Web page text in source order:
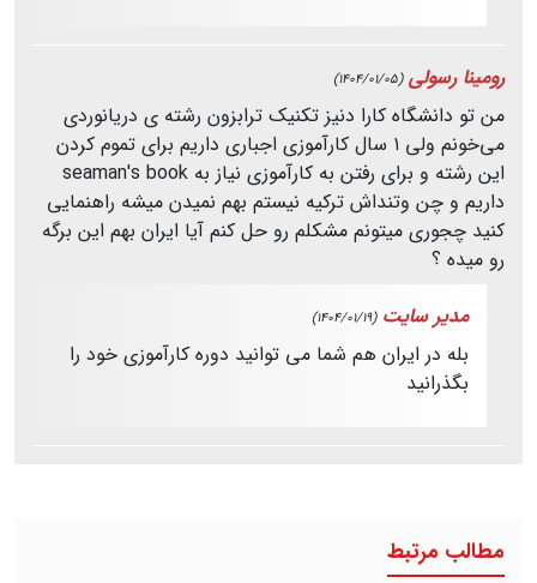
رومینا رسولی(1404/01/05)
من تو دانشگاه کارا دنیز تکنیک ترابزون رشته ی دریانوردی
می‌خونم ولی ۱ سال کارآموزی اجباری داریم برای تموم کردن
این رشته و برای رفتن به کارآموزی نیاز به seaman's book
داریم و چن وتنداش ترکیه نیستم بهم نمیدن میشه راهنمایی
کنید چجوری میتونم مشکلم رو حل کنم آیا ایران بهم این برگه
رو میده ؟
مدیر سایت (1404/01/19)
بله در ایران هم شما می توانید دوره کارآموزی خود را
بگذرانید
مطالب مرتبط